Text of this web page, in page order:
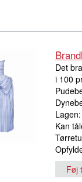
Det
i 100
Kan
Føj